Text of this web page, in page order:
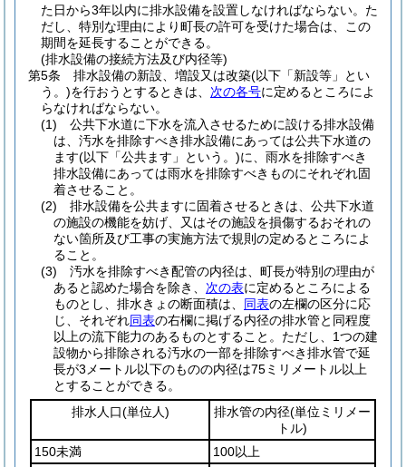
た日から3年以内に排水設備を設置しなければならない。 た
だし、特別な理由により町長の許可を受けた場合は、この
期間を延長することができる。
(排水設備の接続方法及び内径等)
第5条
排水設備の新設、増設又は改築(以下「新設等」とい
う。)を行おうとするときは、 次の各号に定めるところによ
らなければならない。
(1)
公共下水道に下水を流入させるために設ける排水設備
は、汚水を排除すべき排水設備にあっては公共下水道の
ます(以下「公共ます」という。)に、雨水を排除すべき
排水設備にあっては雨水を排除すべきものにそれぞれ固
着させること。
(2)
排水設備を公共ますに固着させるときは、公共下水道
の施設の機能を妨げ、又はその施設を損傷するおそれの
ない箇所及び工事の実施方法で規則の定めるところによ
ること。
(3)
汚水を排除すべき配管の内径は、町長が特別の理由が
あると認めた場合を除き、 次の表に定めるところによる
ものとし、排水きょの断面積は、 同表の左欄の区分に応
じ、それぞれ同表の右欄に掲げる内径の排水管と同程度
以上の流下能力のあるものとすること。 ただし、1つの建
設物から排除される汚水の一部を排除すべき排水管で延
長が3メートル以下のものの内径は75ミリメートル以上
とすることができる。
排水人口(単位人) 排水管の内径(単位ミリメー
トル)
150未満
100以上